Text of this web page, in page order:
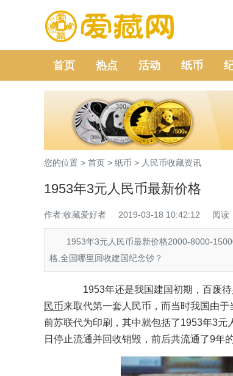
首页 热点 活动 纸币
您的位置 > 首页 > 纸币 > 人民币收藏资讯
1953年3元人民币最新价格
作者:收藏爱好者 2019-03-18 10:42:12 阅读
1953年3元人民币最新价格2000-8000-
格,全国哪里回收建国纪念钞？
1953年还是我国建国初期，百废待
民币来取代第一套人民币，而当时我国由
前苏联代为印刷，其中就包括了1953年3元
日停止流通并回收销毁，前后共流通了9年